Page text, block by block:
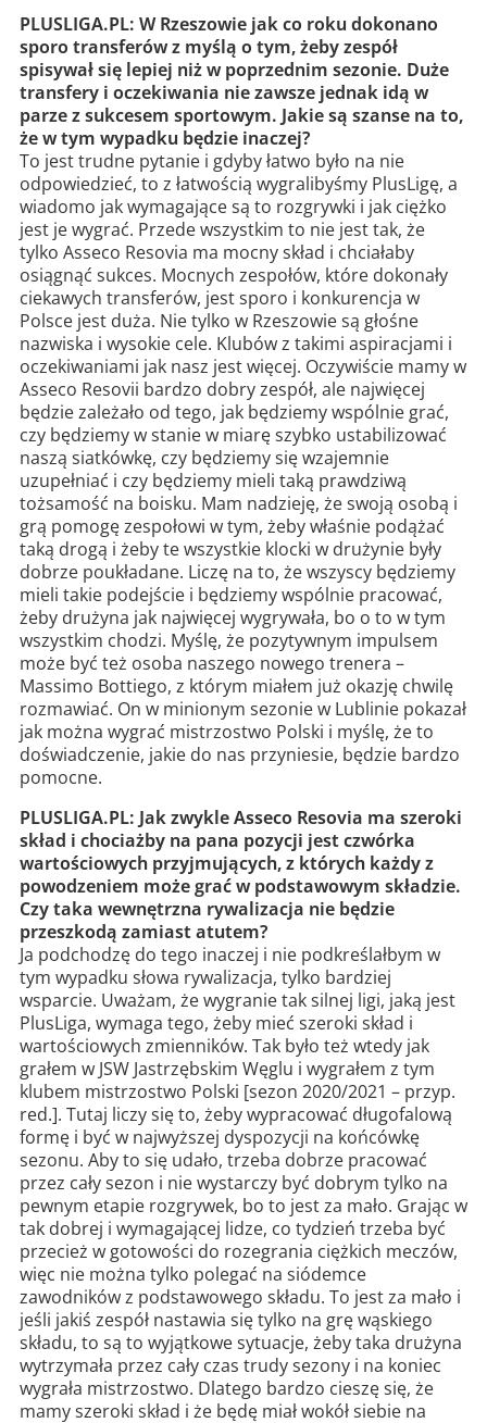
PLUSLIGA.PL: W Rzeszowie jak co roku dokonano
sporo transferów z myślą o tym, żeby zespół
spisywał się lepiej niż w poprzednim sezonie. Duże
transfery i oczekiwania nie zawsze jednak idą w
parze z sukcesem sportowym. Jakie są szanse na to,
że w tym wypadku będzie inaczej?
To jest trudne pytanie i gdyby łatwo było na nie
odpowiedzieć, to z łatwością wygralibyśmy PlusLigę, a
wiadomo jak wymagające są to rozgrywki i jak ciężko
jest je wygrać. Przede wszystkim to nie jest tak, że
tylko Asseco Resovia ma mocny skład i chciałaby
osiągnąć sukces. Mocnych zespołów, które dokonały
ciekawych transferów, jest sporo i konkurencja w
Polsce jest duża. Nie tylko w Rzeszowie są głośne
nazwiska i wysokie cele. Klubów z takimi aspiracjami i
oczekiwaniami jak nasz jest więcej. Oczywiście mamy w
Asseco Resovii bardzo dobry zespół, ale najwięcej
będzie zależało od tego, jak będziemy wspólnie grać,
czy będziemy w stanie w miarę szybko ustabilizować
naszą siatkówkę, czy będziemy się wzajemnie
uzupełniać i czy będziemy mieli taką prawdziwą
tożsamość na boisku. Mam nadzieję, że swoją osobą i
grą pomogę zespołowi w tym, żeby właśnie podążać
taką drogą i żeby te wszystkie klocki w drużynie były
dobrze poukładane. Liczę na to, że wszyscy będziemy
mieli takie podejście i będziemy wspólnie pracować,
żeby drużyna jak najwięcej wygrywała, bo o to w tym
wszystkim chodzi. Myślę, że pozytywnym impulsem
może być też osoba naszego nowego trenera –
Massimo Bottiego, z którym miałem już okazję chwilę
rozmawiać. On w minionym sezonie w Lublinie pokazał
jak można wygrać mistrzostwo Polski i myślę, że to
doświadczenie, jakie do nas przyniesie, będzie bardzo
pomocne.
PLUSLIGA.PL: Jak zwykle Asseco Resovia ma szeroki
skład i chociażby na pana pozycji jest czwórka
wartościowych przyjmujących, z których każdy z
powodzeniem może grać w podstawowym składzie.
Czy taka wewnętrzna rywalizacja nie będzie
przeszkodą zamiast atutem?
Ja podchodzę do tego inaczej i nie podkreślałbym w
tym wypadku słowa rywalizacja, tylko bardziej
wsparcie. Uważam, że wygranie tak silnej ligi, jaką jest
PlusLiga, wymaga tego, żeby mieć szeroki skład i
wartościowych zmienników. Tak było też wtedy jak
grałem w JSW Jastrzębskim Węglu i wygrałem z tym
klubem mistrzostwo Polski [sezon 2020/2021 – przyp.
red.]. Tutaj liczy się to, żeby wypracować długofalową
formę i być w najwyższej dyspozycji na końcówkę
sezonu. Aby to się udało, trzeba dobrze pracować
przez cały sezon i nie wystarczy być dobrym tylko na
pewnym etapie rozgrywek, bo to jest za mało. Grając w
tak dobrej i wymagającej lidze, co tydzień trzeba być
przecież w gotowości do rozegrania ciężkich meczów,
więc nie można tylko polegać na siódemce
zawodników z podstawowego składu. To jest za mało i
jeśli jakiś zespół nastawia się tylko na grę wąskiego
składu, to są to wyjątkowe sytuacje, żeby taka drużyna
wytrzymała przez cały czas trudy sezony i na koniec
wygrała mistrzostwo. Dlatego bardzo cieszę się, że
mamy szeroki skład i że będę miał wokół siebie na